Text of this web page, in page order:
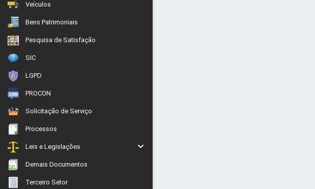
Veículos
Bens Patrimoniais
Pesquisa de Satisfação
SIC
LGPD
PROCON
Solicitação de Serviço
Processos
Leis e Legislações
Demais Documentos
Terceiro Setor